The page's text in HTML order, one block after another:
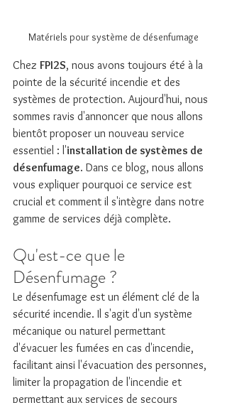
Matériels pour système de désenfumage
Chez FPI2S, nous avons toujours été à la
pointe de la sécurité incendie et des
systèmes de protection. Aujourd'hui, nous
sommes ravis d'annoncer que nous allons
bientôt proposer un nouveau service
essentiel : l'installation de systèmes de
désenfumage. Dans ce blog, nous allons
vous expliquer pourquoi ce service est
crucial et comment il s'intègre dans notre
gamme de services déjà complète.
Qu'est-ce que le
Désenfumage ?
Le désenfumage est un élément clé de la
sécurité incendie. Il s'agit d'un système
mécanique ou naturel permettant
d'évacuer les fumées en cas d'incendie,
facilitant ainsi l'évacuation des personnes,
limiter la propagation de l'incendie et
permettant aux services de secours